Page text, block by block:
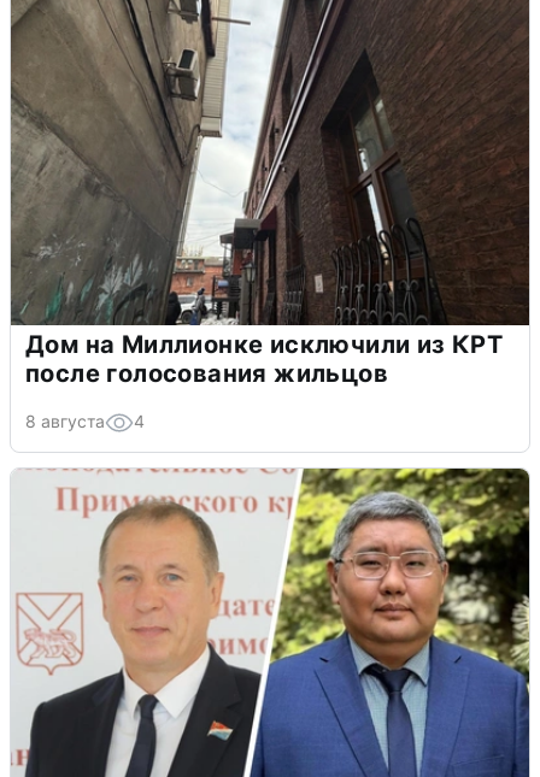
Дом на Миллионке исключили из КРТ
после голосования жильцов
8 августа 4